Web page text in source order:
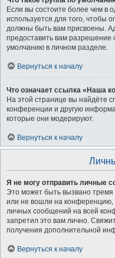
Если вы состоите более чем в
используется для того, чтобы
должны быть вам присвоены.
предоставить вам разрешение
умолчанию в личном разделе.
Вернуться к началу
Что означает ссылка «Наша
На этой странице вы найдёте
конференции и другую
которые они модерируют.
Вернуться к началу
Я не могу отправить личные
Это может быть вызвано
или не вошли на конференцию,
личных сообщений на всей
запретил это вам лично.
получения дополнительной
Вернуться к началу